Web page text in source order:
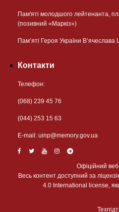
Пам'яті молодшого лейтенанта,
(позивний «Маркіз»)
Пам’яті Героя України
Контакти
Телефон:
(068) 239 45 76
(044) 253 15 63
Е-mail: uinp@memory.gov.ua
Офіційний
Весь контент доступний за
4.0 International license,